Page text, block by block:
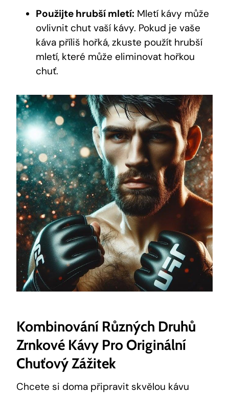
Použijte hrubší mletí: Mletí kávy může
ovlivnit chut vaší kávy. Pokud je vaše
káva příliš hořká, zkuste použít hrubší
mletí, které může eliminovat hořkou
chuť.
Kombinování Různých Druhů
Zrnkové Kávy Pro Originální
Chuťový Zážitek
Chcete si doma připravit skvělou kávu